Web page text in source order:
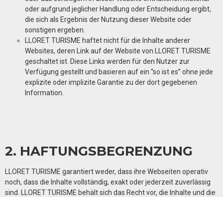
oder aufgrund jeglicher Handlung oder Entscheidung ergibt,
die sich als Ergebnis der Nutzung dieser Website oder
sonstigen ergeben.
LLORET TURISME haftet nicht für die Inhalte anderer
Websites, deren Link auf der Website von LLORET TURISME
geschaltet ist. Diese Links werden für den Nutzer zur
Verfügung gestellt und basieren auf ein “so ist es” ohne jede
explizite oder implizite Garantie zu der dort gegebenen
Information.
2. HAFTUNGSBEGRENZUNG
LLORET TURISME garantiert weder, dass ihre Webseiten operativ
noch, dass die Inhalte vollständig, exakt oder jederzeit zuverlässig
sind.
LLORET TURISME behält sich das Recht vor, die Inhalte und die